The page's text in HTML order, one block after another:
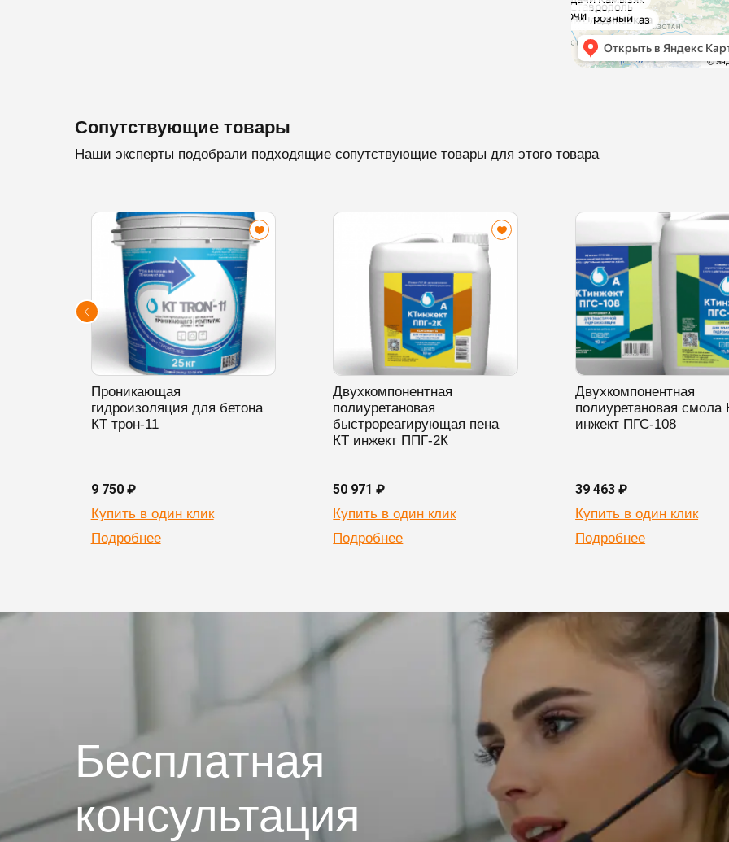
Сопутствующие товары
Наши эксперты подобрали подходящие сопутствующие товары для этого товара
Проникающая
гидроизоляция для бетона
КТ трон-11
9 750 ₽
Купить в один клик
Подробнее
Двухкомпонентная
полиуретановая
быстрореагирующая пена
КТ инжект ППГ-2К
50 971 ₽
Купить в один клик
Подробнее
Двухкомпонентная
полиуретановая смола
инжект ПГС-108
39 463 ₽
Купить в один клик
Подробнее
Бесплатная
консультация